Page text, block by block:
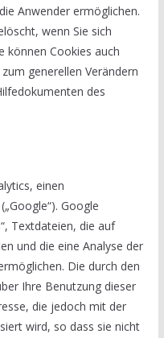
Anwender ermöglichen.
wenn Sie sich
können Cookies auch
generellen Verändern
des
einen
Google
Textdateien, die auf
und die eine Analyse der
Die durch den
Ihre Benutzung dieser
die jedoch mit der
wird, so dass sie nicht